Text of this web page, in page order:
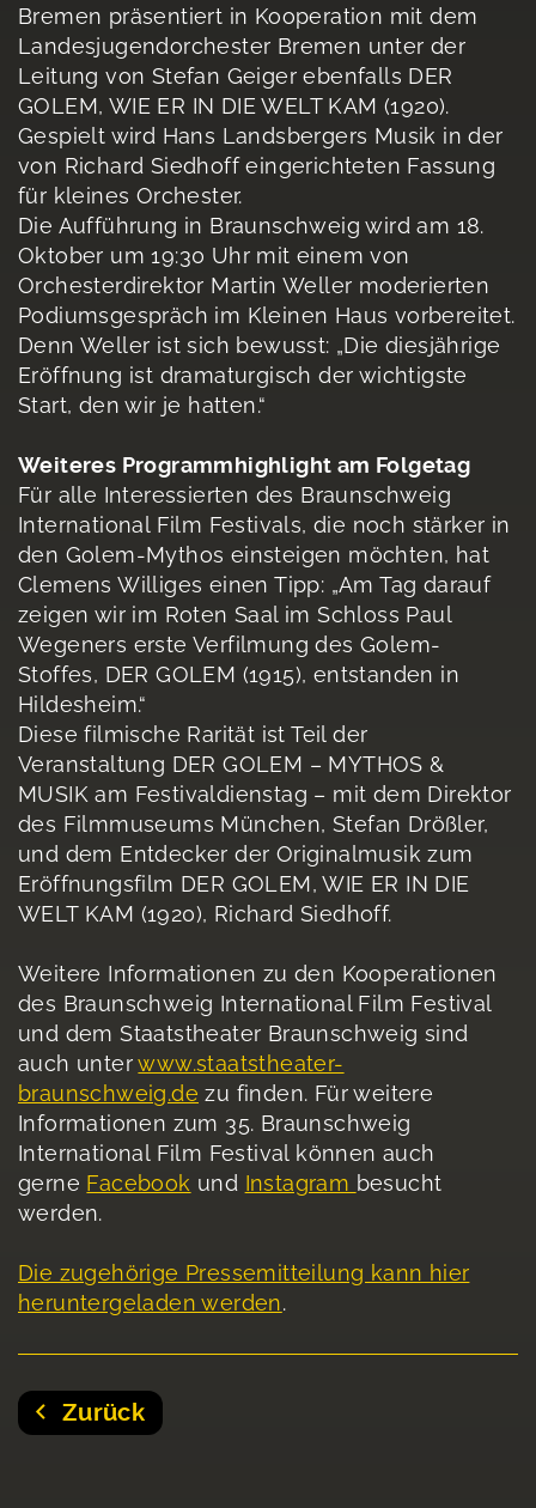
Bremen präsentiert in Kooperation mit dem
Landesjugendorchester Bremen unter der
Leitung von Stefan Geiger ebenfalls DER
GOLEM, WIE ER IN DIE WELT KAM (1920).
Gespielt wird Hans Landsbergers Musik in der
von Richard Siedhoff eingerichteten Fassung
für kleines Orchester.
Die Aufführung in Braunschweig wird am 18.
Oktober um 19:30 Uhr mit einem von
Orchesterdirektor Martin Weller moderierten
Podiumsgespräch im Kleinen Haus vorbereitet.
Denn Weller ist sich bewusst: „Die diesjährige
Eröffnung ist dramaturgisch der wichtigste
Start, den wir je hatten.“
Weiteres Programmhighlight am Folgetag
Für alle Interessierten des Braunschweig
International Film Festivals, die noch stärker in
den Golem-Mythos einsteigen möchten, hat
Clemens Williges einen Tipp: „Am Tag darauf
zeigen wir im Roten Saal im Schloss Paul
Wegeners erste Verfilmung des Golem-
Stoffes, DER GOLEM (1915), entstanden in
Hildesheim.“
Diese filmische Rarität ist Teil der
Veranstaltung DER GOLEM – MYTHOS &
MUSIK am Festivaldienstag – mit dem Direktor
des Filmmuseums München, Stefan Drößler,
und dem Entdecker der Originalmusik zum
Eröffnungsfilm DER GOLEM, WIE ER IN DIE
WELT KAM (1920), Richard Siedhoff.
Weitere Informationen zu den Kooperationen
des Braunschweig International Film Festival
und dem Staatstheater Braunschweig sind
auch unterwww.staatstheater-
braunschweig.de zu finden. Für weitere
Informationen zum 35. Braunschweig
International Film Festival können auch
gerne Facebook und Instagram besucht
werden.
Die zugehörige Pressemitteilung kann hier
heruntergeladen werden.
Zurück